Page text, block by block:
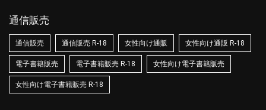
通信販売
通信販売 通信販売 R-18 女性向け通販 女性向け通販 R-18
電子書籍販売 電子書籍販売 R-18 女性向け電子書籍販売
女性向け電子書籍販売 R-18